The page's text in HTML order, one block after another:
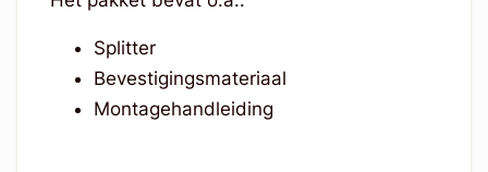
Splitter
Bevestigingsmateriaal
Montagehandleiding